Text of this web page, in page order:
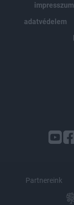
impresszum
adatvédelem
Partnereink